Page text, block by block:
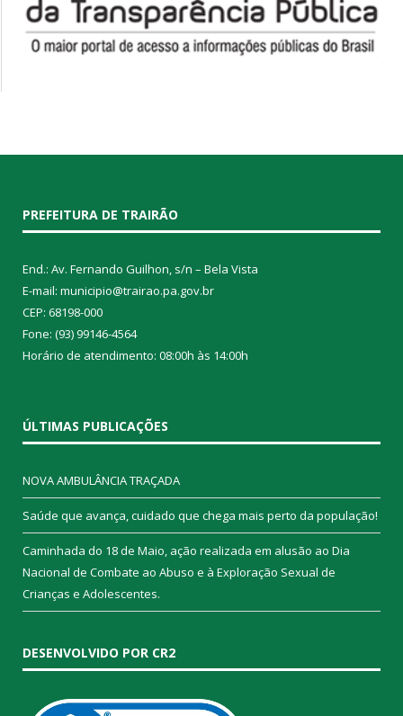
PREFEITURA DE TRAIRÃO
End.: Av. Fernando Guilhon, s/n – Bela Vista
E-mail: municipio@trairao.pa.gov.br
CEP: 68198-000
Fone: (93) 99146-4564
Horário de atendimento: 08:00h às 14:00h
ÚLTIMAS PUBLICAÇÕES
NOVA AMBULÂNCIA TRAÇADA
Saúde que avança, cuidado que chega mais perto da população!
Caminhada do 18 de Maio, ação realizada em alusão ao Dia
Nacional de Combate ao Abuso e à Exploração Sexual de
Crianças e Adolescentes.
DESENVOLVIDO POR CR2